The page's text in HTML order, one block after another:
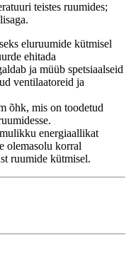
teistes ruumides;
eluruumide kütmisel
ehitada
ja müüb spetsiaalseid
ventilaatoreid ja
õhk, mis on toodetud
energiaallikat
olemasolu korral
ruumide kütmisel.